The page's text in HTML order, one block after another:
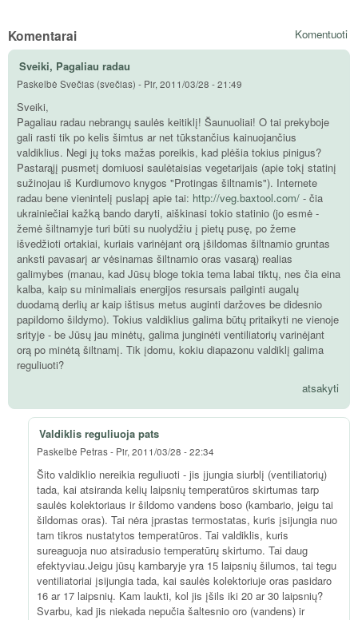
Komentuoti
Komentarai
Sveiki, Pagaliau radau
Paskelbė Svečias (svečias) - Pir, 2011/03/28 - 21:49
Sveiki,
Pagaliau radau nebrangų saulės keitiklį! Šaunuoliai! O tai prekyboje
gali rasti tik po kelis šimtus ar net tūkstančius kainuojančius
valdiklius. Negi jų toks mažas poreikis, kad plėšia tokius pinigus?
Pastarąjį pusmetį domiuosi saulėtaisias vegetarijais (apie tokį statinį
sužinojau iš Kurdiumovo knygos "Protingas šiltnamis"). Internete
radau bene vienintelį puslapį apie tai: http://veg.baxtool.com/ - čia
ukrainiečiai kažką bando daryti, aiškinasi tokio statinio (jo esmė -
žemė šiltnamyje turi būti su nuolydžiu į pietų pusę, po žeme
išvedžioti ortakiai, kuriais varinėjant orą įšildomas šiltnamio gruntas
anksti pavasarį ar vėsinamas šiltnamio oras vasarą) realias
galimybes (manau, kad Jūsų bloge tokia tema labai tiktų, nes čia eina
kalba, kaip su minimaliais energijos resursais pailginti augalų
duodamą derlių ar kaip ištisus metus auginti daržoves be didesnio
papildomo šildymo). Tokius valdiklius galima būtų pritaikyti ne vienoje
srityje - be Jūsų jau minėtų, galima junginėti ventiliatorių varinėjant
orą po minėtą šiltnamį. Tik įdomu, kokiu diapazonu valdiklį galima
reguliuoti?
atsakyti
Valdiklis reguliuoja pats
Paskelbė Petras- Pir, 2011/03/28 - 22:34
Šito valdiklio nereikia reguliuoti - jis įjungia siurblį (ventiliatorių)
tada, kai atsiranda kelių laipsnių temperatūros skirtumas tarp
saulės kolektoriaus ir šildomo vandens boso (kambario, jeigu tai
šildomas oras). Tai nėra įprastas termostatas, kuris įsijungia nuo
tam tikros nustatytos temperatūros. Tai valdiklis, kuris
sureaguoja nuo atsiradusio temperatūrų skirtumo. Tai daug
efektyviau.Jeigu jūsų kambaryje yra 15 laipsnių šilumos, tai tegu
ventiliatoriai įsijungia tada, kai saulės kolektoriuje oras pasidaro
16 ar 17 laipsnių. Kam laukti, kol jis įšils iki 20 ar 30 laipsnių?
Svarbu, kad jis niekada nepučia šaltesnio oro (vandens) ir